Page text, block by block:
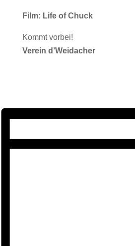
Film: Life of Chuck
Kommt vorbei!
Verein d’Weidacher